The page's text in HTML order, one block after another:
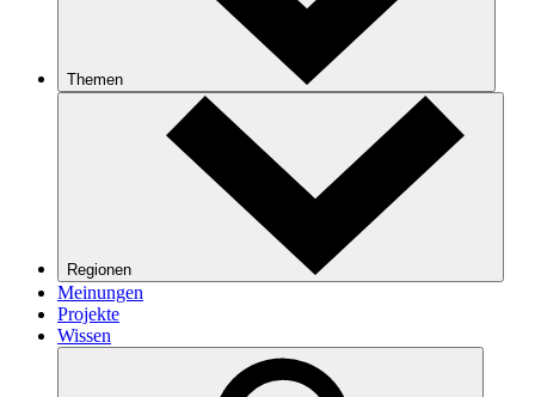
Themen
Regionen
Meinungen
Projekte
Wissen